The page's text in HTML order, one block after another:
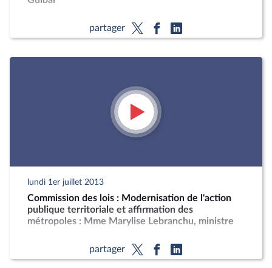
partager
lundi 1er juillet 2013
Commission des lois : Modernisation de l'action
publique territoriale et affirmation des
métropoles : Mme Marylise Lebranchu, ministre
partager